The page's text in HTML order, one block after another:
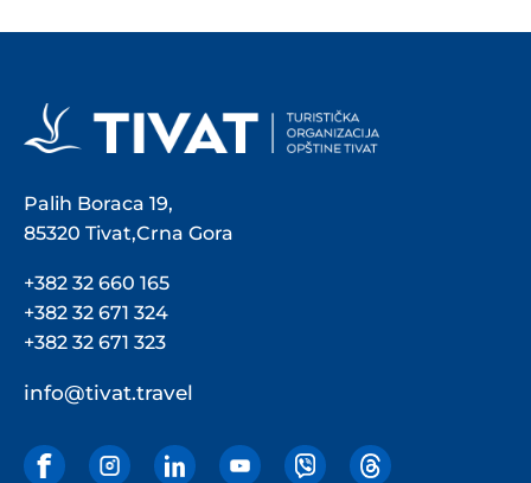
Palih Boraca 19,
85320 Tivat,Crna Gora
+382 32 660 165
+382 32 671 324
+382 32 671 323
info@tivat.travel